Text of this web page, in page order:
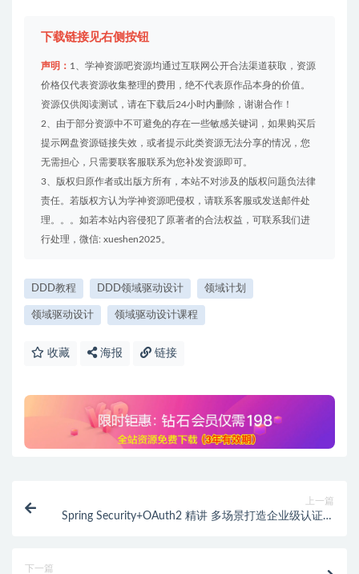
下载链接见右侧按钮
声明： 1、学神资源吧资源均通过互联网公开合法渠道获取，资源
价格仅代表资源收集整理的费用，绝不代表原作品本身的价值。
资源仅供阅读测试，请在下载后24小时内删除，谢谢合作！
2、由于部分资源中不可避免的存在一些敏感关键词，如果购买后
提示网盘资源链接失效，或者提示此类资源无法分享的情况，您
无需担心，只需要联客服联系为您补发资源即可。
3、版权归原作者或出版方所有，本站不对涉及的版权问题负法律
责任。若版权方认为学神资源吧侵权，请联系客服或发送邮件处
理。。。如若本站内容侵犯了原著者的合法权益，可联系我们进
行处理，微信: xueshen2025。
DDD教程 DDD领域驱动设计 领域计划
领域驱动设计 领域驱动设计课程
收藏 海报 链接
上一篇
Spring Security+OAuth2 精讲 多场景打造企业级认证与
下一篇